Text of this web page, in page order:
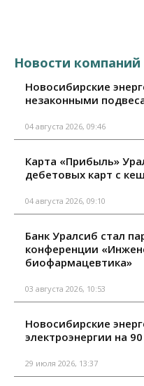
Новости компаний
Новосибирские
незаконными
04 августа 2026, 09:46
Карта «Прибыль»
дебетовых карт с
04 августа 2026, 09:10
Банк Уралсиб стал
конференции
биофармацевтика»
03 августа 2026, 10:53
Новосибирские
электроэнергии на
29 июля 2026, 13:37